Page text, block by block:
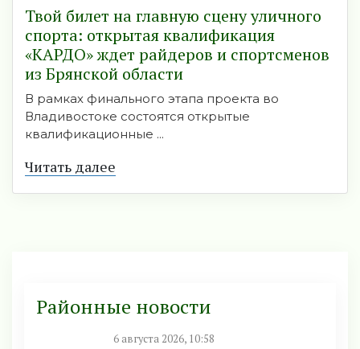
Твой билет на главную сцену уличного
спорта: открытая квалификация
«КАРДО» ждет райдеров и спортсменов
из Брянской области
В рамках финального этапа проекта во
Владивостоке состоятся открытые
квалификационные ...
Читать далее
Районные новости
6 августа 2026, 10:58